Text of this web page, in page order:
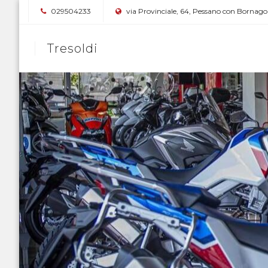
029504233 via Provinciale, 64, Pessano con
Tresoldi